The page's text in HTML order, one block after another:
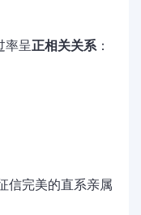
率呈正相关关系 ：
信完美的直系亲属